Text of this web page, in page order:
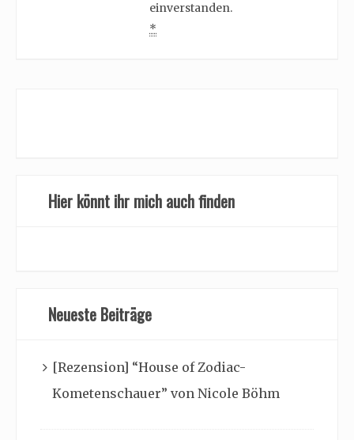
einverstanden.
*
Hier könnt ihr mich auch finden
Neueste Beiträge
[Rezension] “House of Zodiac-
Kometenschauer” von Nicole Böhm